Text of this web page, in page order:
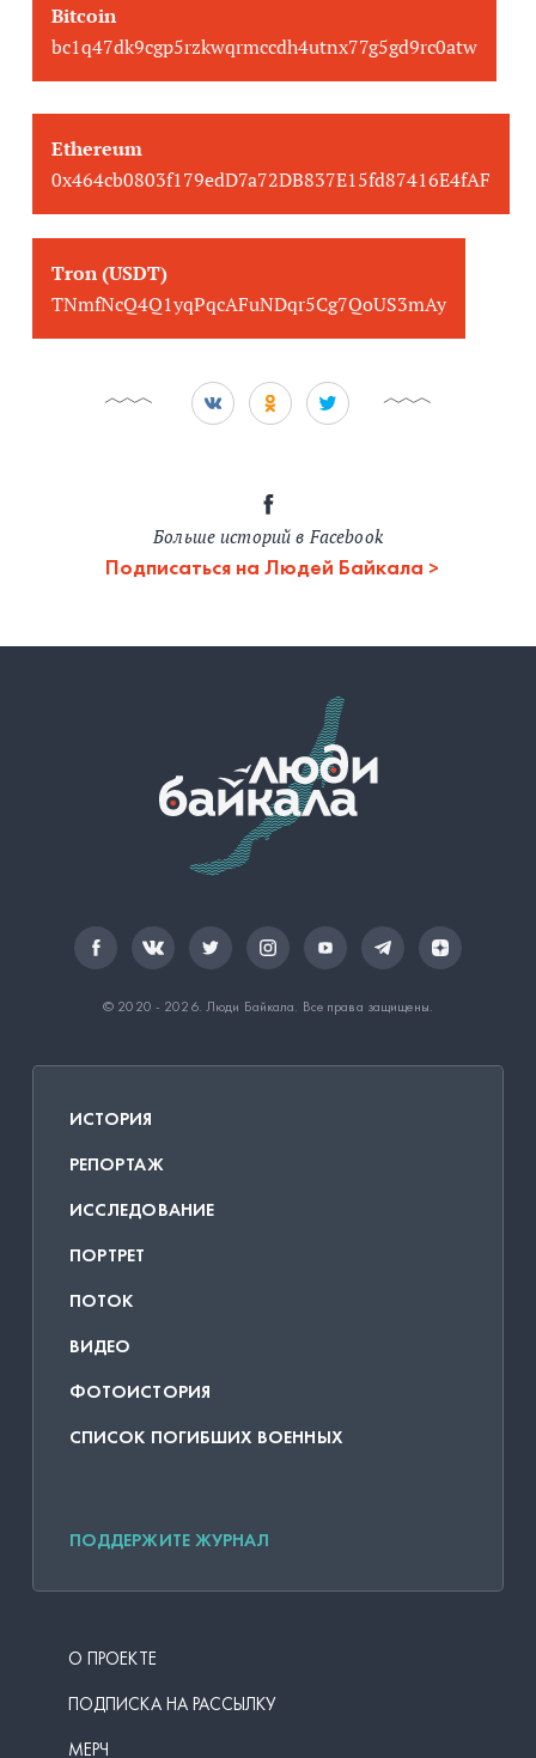
Bitcoin
bc1q47dk9cgp5rzkwqrmccdh4utnx77g5gd9rc0atw
Ethereum
0x464cb0803f179edD7a72DB837E15fd87416E4fAF
Tron (USDT)
TNmfNcQ4Q1yqPqcAFuNDqr5Cg7QoUS3mAy
Больше историй в Facebook
Подписаться на Людей Байкала
© 2020 - 2026. Люди Байкала . Все права защищены.
ИСТОРИЯ
РЕПОРТАЖ
ИССЛЕДОВАНИЕ
ПОРТРЕТ
ПОТОК
ВИДЕО
ФОТОИСТОРИЯ
СПИСОК ПОГИБШИХ ВОЕННЫХ
ПОДДЕРЖИТЕ ЖУРНАЛ
О ПРОЕКТЕ
ПОДПИСКА НА РАССЫЛКУ
МЕРЧ